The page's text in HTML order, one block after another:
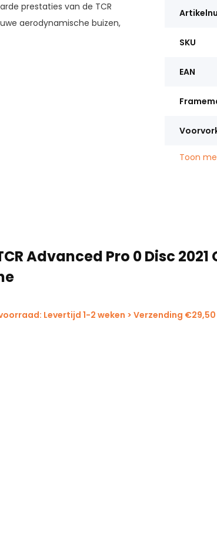
prestaties van de TCR
aerodynamische buizen,
SKU
EAN
Toon
Advanced Pro 0 Disc
Levertijd 1-2 weken > Verzending €29,50